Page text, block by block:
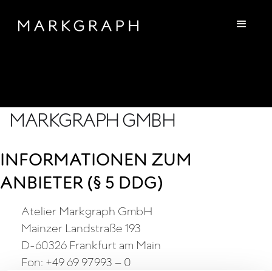
MARKGRAPH GMBH
INFORMATIONEN ZUM
ANBIETER (§ 5 DDG)
Atelier Markgraph GmbH
Mainzer Landstraße 193
D-60326 Frankfurt am Main
Fon: +49 69 97993 – 0